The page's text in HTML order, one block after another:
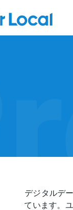
デジタルデ
ています。